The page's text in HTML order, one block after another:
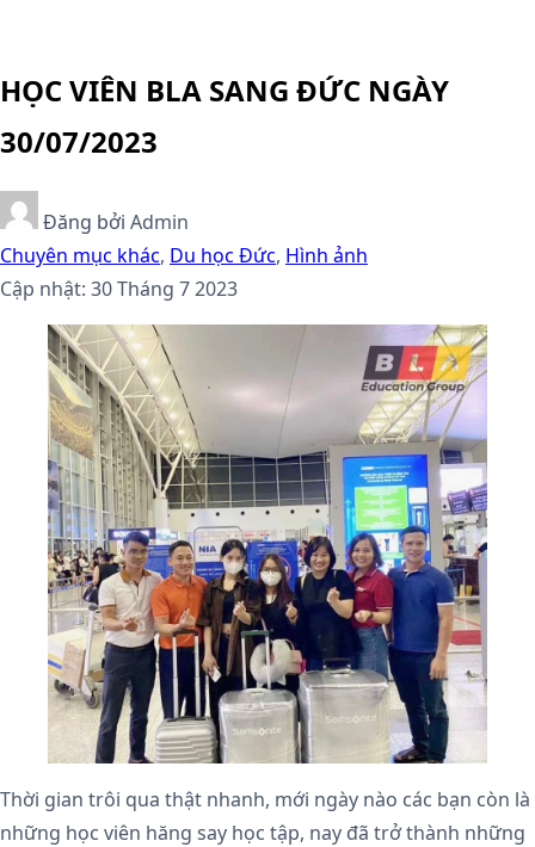
HỌC VIÊN BLA SANG ĐỨC NGÀY
30/07/2023
Đăng bởi Admin
Chuyên mục khác, Du học Đức, Hình ảnh
Cập nhật: 30 Tháng 7 2023
Thời gian trôi qua thật nhanh, mới ngày nào các bạn còn là
những học viên hăng say học tập, nay đã trở thành những